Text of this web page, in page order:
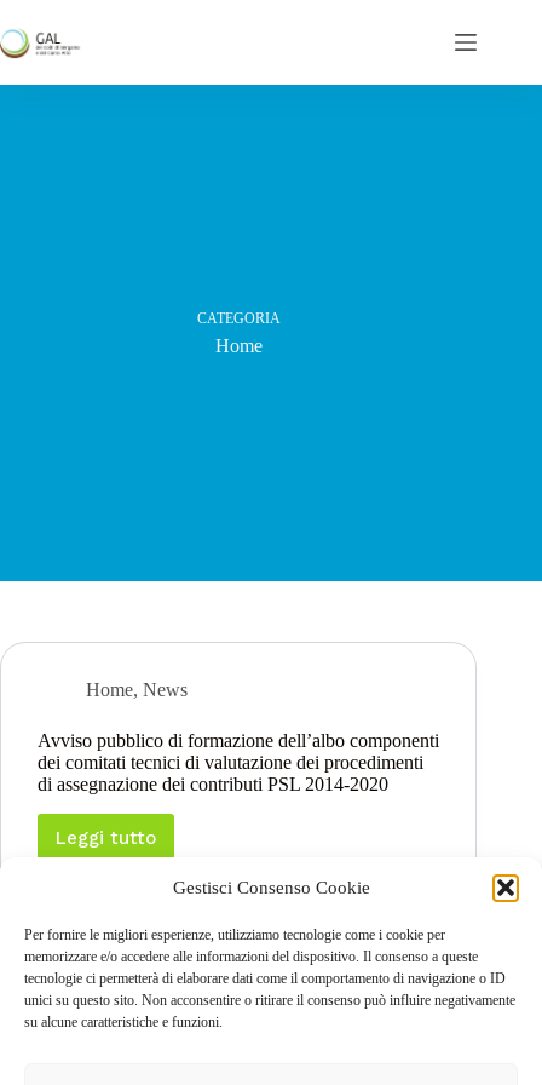
Gestisci Consenso Cookie
Per fornire le migliori esperienze, utilizziamo tecnologie come i cookie per
memorizzare e/o accedere alle informazioni del dispositivo. Il consenso a queste
tecnologie ci permetterà di elaborare dati come il comportamento di navigazione o ID
unici su questo sito. Non acconsentire o ritirare il consenso può influire negativamente
su alcune caratteristiche e funzioni.
al
contenuto
CATEGORIA
Home
Home, News
Avviso pubblico di formazione dell’albo componenti
dei comitati tecnici di valutazione dei procedimenti
di assegnazione dei contributi PSL 2014-2020
Leggi tutto
Avviso
dell’albo
componenti
dei
comitati
tecnici
PREC